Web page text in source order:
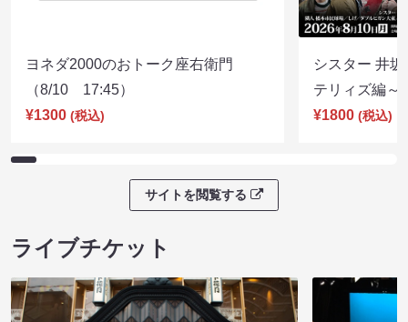
ヨネダ2000のおトーク座右衛門
（8/10 17:45）
¥1300 (税込)
シスター 井
テリィズ編
¥1800 (税込)
サイトを閲覧する
ライブチケット